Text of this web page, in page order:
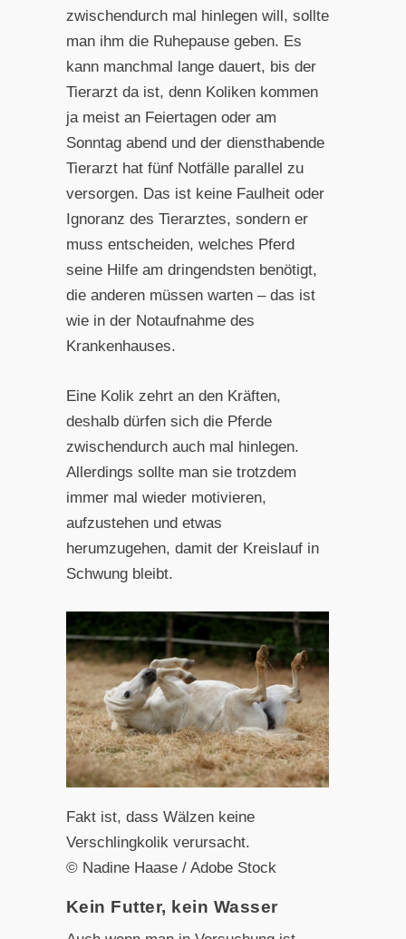
zwischendurch mal hinlegen will, sollte
man ihm die Ruhepause geben. Es
kann manchmal lange dauert, bis der
Tierarzt da ist, denn Koliken kommen
ja meist an Feiertagen oder am
Sonntag abend und der diensthabende
Tierarzt hat fünf Notfälle parallel zu
versorgen. Das ist keine Faulheit oder
Ignoranz des Tierarztes, sondern er
muss entscheiden, welches Pferd
seine Hilfe am dringendsten benötigt,
die anderen müssen warten – das ist
wie in der Notaufnahme des
Krankenhauses.
Eine Kolik zehrt an den Kräften,
deshalb dürfen sich die Pferde
zwischendurch auch mal hinlegen.
Allerdings sollte man sie trotzdem
immer mal wieder motivieren,
aufzustehen und etwas
herumzugehen, damit der Kreislauf in
Schwung bleibt.
Fakt ist, dass Wälzen keine
Verschlingkolik verursacht.
© Nadine Haase / Adobe Stock
Kein Futter, kein Wasser